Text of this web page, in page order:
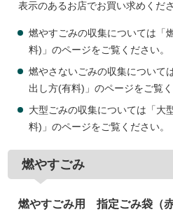
表示のあるお店でお買い求めくださ
燃やすごみの収集については「
料)」のページをご覧ください。
燃やさないごみの収集について
出し方(有料)」のページをご覧く
大型ごみの収集については「大
料)」のページをご覧ください。
燃やすごみ
燃やすごみ用 指定ごみ袋（赤